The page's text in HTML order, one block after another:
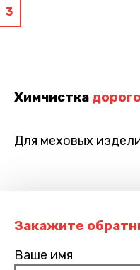
3
Химчистка
Для меховых
Закажите
Ваше имя